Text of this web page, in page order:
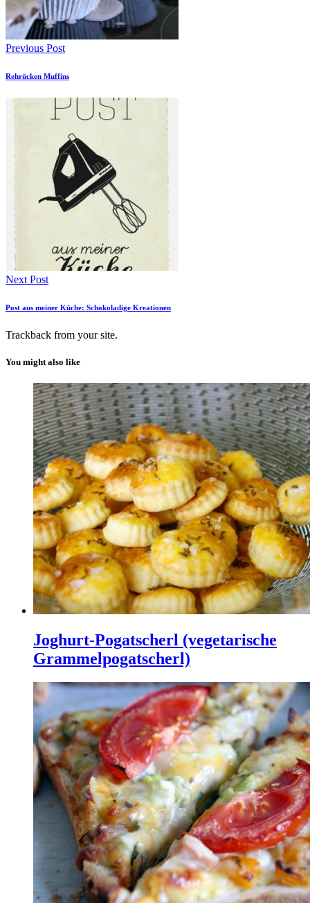
Previous Post
Rehrücken Muffins
Next Post
Post aus meiner Küche: Schokoladige Kreationen
Trackback from your site.
You might also like
Joghurt-Pogatscherl (vegetarische
Grammelpogatscherl)